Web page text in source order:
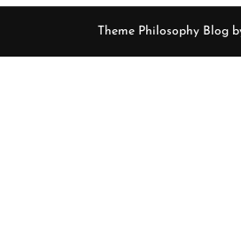
Theme Philosophy Blog